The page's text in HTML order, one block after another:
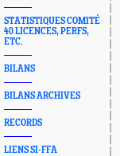
STATISTIQUES COMITÉ
40 LICENCES, PERFS,
ETC.
BILANS
BILANS ARCHIVES
RECORDS
LIENS SI-FFA